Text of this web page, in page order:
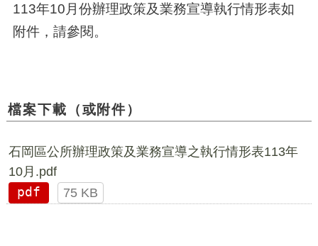
113年10月份辦理政策及業務宣導執行情形表如
附件，請參閱。
檔案下載（或附件）
石岡區公所辦理政策及業務宣導之執行情形表113年
10月.pdf
pdf
75 KB